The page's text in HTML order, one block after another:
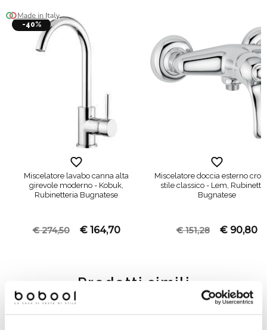
-40%
Miscelatore lavabo canna alta
girevole moderno - Kobuk,
Rubinetteria Bugnatese
€ 274,50 € 164,70
Miscelatore doccia esterno
stile classico - Lem,
Bugnatese
€ 151,28 € 90,80
Prodotti simili